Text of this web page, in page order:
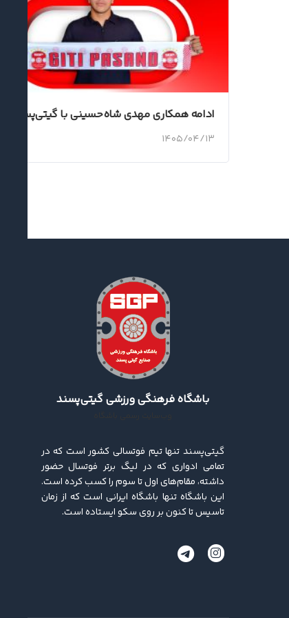
ادامه همکاری مهدی شاه‌حسینی با گیتی‌پسند
۱۴۰۵/۰۴/۱۳
باشگاه فرهنگی ورزشی گیتی‌پسند
گیتی‌پسند تنها تیم فوتسالی کشور است که در
تمامی ادواری که در لیگ برتر فوتسال حضور
داشته، مقام‌های اول تا سوم را کسب کرده ‌است.
این باشگاه تنها باشگاه ایرانی است که از زمان
تاسیس تا کنون بر روی سکو ایستاده است.